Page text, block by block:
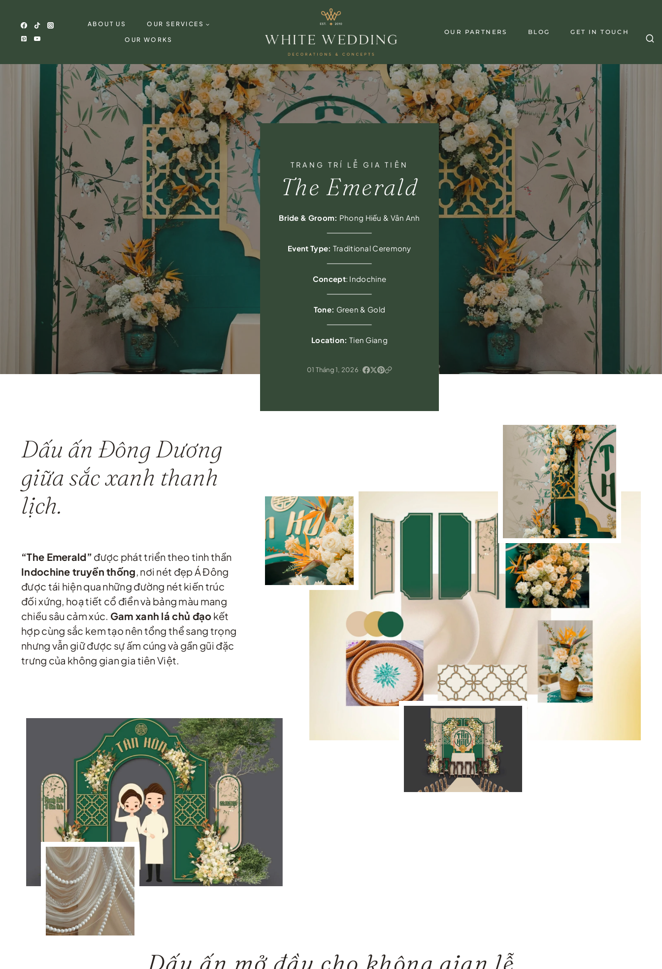
content
ABOUT US OUR SERVICES
OUR WORKS
OUR PARTNERS BLOG GET IN TOUCH
TRANG TRÍ LỄ GIA TIÊN
The Emerald
Bride & Groom: Phong Hiếu & Vân Anh
Event Type: Traditional Ceremony
Concept: Indochine
Tone: Green & Gold
Location: Tien Giang
01 Tháng 1, 2026 ·
Dấu ấn Đông Dương
giữa sắc xanh thanh
lịch.
“The Emerald” được phát triển theo tinh thần
Indochine truyền thống, nơi nét đẹp Á Đông
được tái hiện qua những đường nét kiến trúc
đối xứng, hoạ tiết cổ điển và bảng màu mang
chiều sâu cảm xúc. Gam xanh lá chủ đạo kết
hợp cùng sắc kem tạo nên tổng thể sang trọng
nhưng vẫn giữ được sự ấm cúng và gần gũi đặc
trưng của không gian gia tiên Việt.
Dấu ấn mở đầu cho không gian lễ